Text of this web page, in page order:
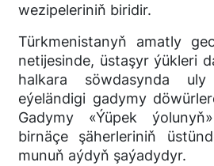
wezipeleriniň biridir.
Türkmenistanyň amatly
netijesinde, üstaşyr ýükleri
halkara söwdasynda
eýeländigi gadymy
Gadymy «Ýüpek
birnäçe şäherleriniň
munuň aýdyň şaýadydyr.